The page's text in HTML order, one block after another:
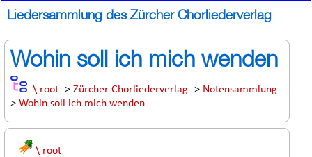
Liedersammlung des Zürcher Chorliederverlag
Wohin soll ich mich wenden
\ root ->Zürcher Chorliederverlag -> Notensammlung -
>Wohin soll ich mich wenden
\ root